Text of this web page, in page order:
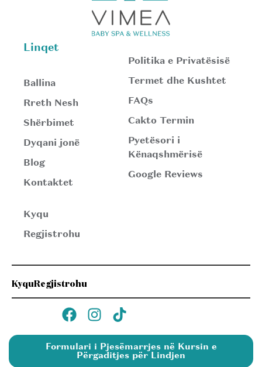
Linqet
Ballina
Rreth Nesh
Shërbimet
Dyqani jonë
Blog
Kontaktet
Kyqu
Regjistrohu
Politika e Privatësisë
Termet dhe Kushtet
FAQs
Cakto Termin
Pyetësori i
Kënaqshmërisë
Google Reviews
KyquRegjistrohu
Formulari i Pjesëmarrjes në Kursin e
Përgaditjes për Lindjen